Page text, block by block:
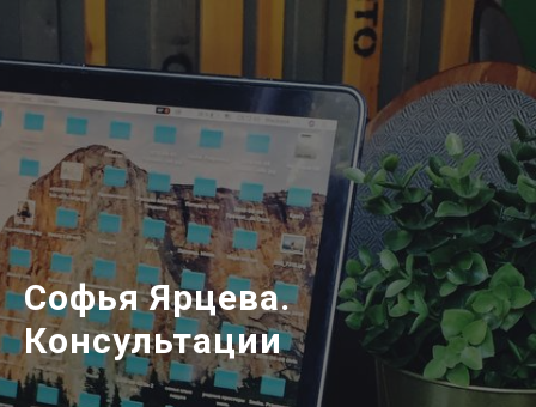
Софья Ярцева.
Консультации